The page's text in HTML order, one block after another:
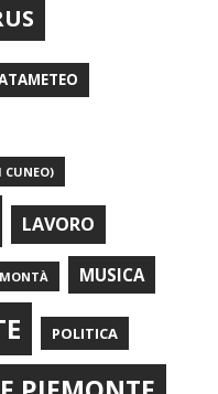
CUNEO)
LAVORO
MONTÀ MUSICA
POLITICA